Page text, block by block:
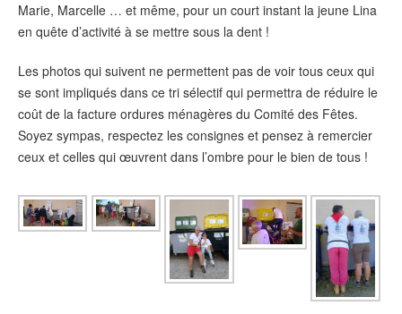
Marie, Marcelle … et même, pour un court instant la jeune Lina
en quête d’activité à se mettre sous la dent !
Les photos qui suivent ne permettent pas de voir tous ceux qui
se sont impliqués dans ce tri sélectif qui permettra de réduire le
coût de la facture ordures ménagères du Comité des Fêtes.
Soyez sympas, respectez les consignes et pensez à remercier
ceux et celles qui œuvrent dans l’ombre pour le bien de tous !